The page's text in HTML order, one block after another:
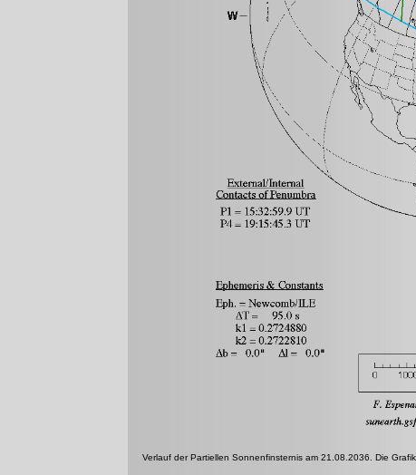
Verlauf der Partiellen Sonnenfinsternis am 21.08.2036. Die